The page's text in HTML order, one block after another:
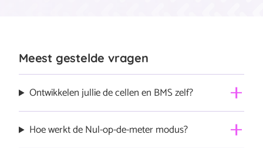
Meest gestelde vragen
Ontwikkelen jullie de cellen en BMS zelf?
chain zelf te doen, met name de elektronica en dus ook
Hoe werkt de Nul-op-de-meter modus?